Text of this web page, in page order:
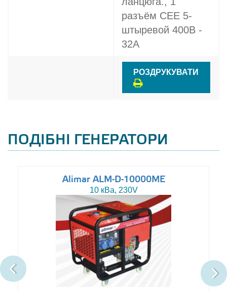
разъём CEE 5-
штыревой 400В -
32A
РОЗДРУКУВАТИ
ПОДІБНІ ГЕНЕРАТОРИ
Alimar ALM-D-10000ME
10 кВа, 230V